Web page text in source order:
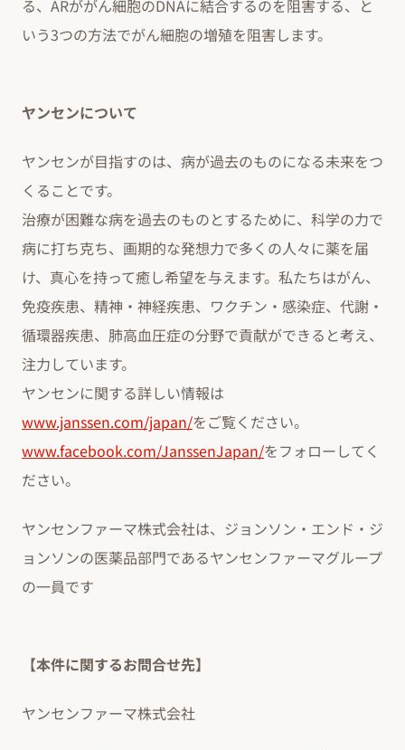
る、ARががん細胞のDNAに結合するのを阻害する、と
いう3つの方法でがん細胞の増殖を阻害します。
ヤンセンについて
ヤンセンが目指すのは、病が過去のものになる未来をつ
くることです。
治療が困難な病を過去のものとするために、科学の力で
病に打ち克ち、画期的な発想力で多くの人々に薬を届
け、真心を持って癒し希望を与えます。私たちはがん、
免疫疾患、精神・神経疾患、ワクチン・感染症、代謝・
循環器疾患、肺高血圧症の分野で貢献ができると考え、
注力しています。
ヤンセンに関する詳しい情報は
www.janssen.com/japan/をご覧ください。
www.facebook.com/JanssenJapan/をフォローしてく
ださい。
ヤンセンファーマ株式会社は、ジョンソン・エンド・ジ
ョンソンの医薬品部門であるヤンセンファーマグループ
の一員です
【本件に関するお問合せ先】
ヤンセンファーマ株式会社